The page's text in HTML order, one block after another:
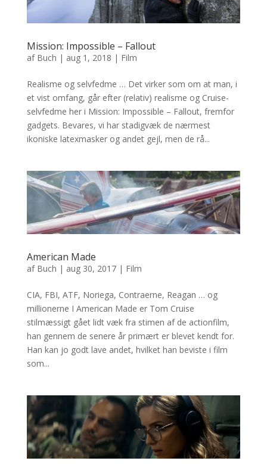
Mission: Impossible – Fallout
af Buch | aug 1, 2018 | Film
Realisme og selvfedme … Det virker som om at man, i
et vist omfang, går efter (relativ) realisme og Cruise-
selvfedme her i Mission: Impossible – Fallout, fremfor
gadgets. Bevares, vi har stadigvæk de nærmest
ikoniske latexmasker og andet gejl, men de rå...
American Made
af Buch | aug 30, 2017| Film
CIA, FBI, ATF, Noriega, Contraerne, Reagan … og
millionerne I American Made er Tom Cruise
stilmæssigt gået lidt væk fra stimen af de actionfilm,
han gennem de senere år primært er blevet kendt for.
Han kan jo godt lave andet, hvilket han beviste i film
som...